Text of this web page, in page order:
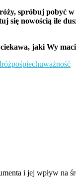
spróbuj pobyć
się nowością ile
ciekawa, jaki Wy
pośpiechuważność
i jej wpływ na